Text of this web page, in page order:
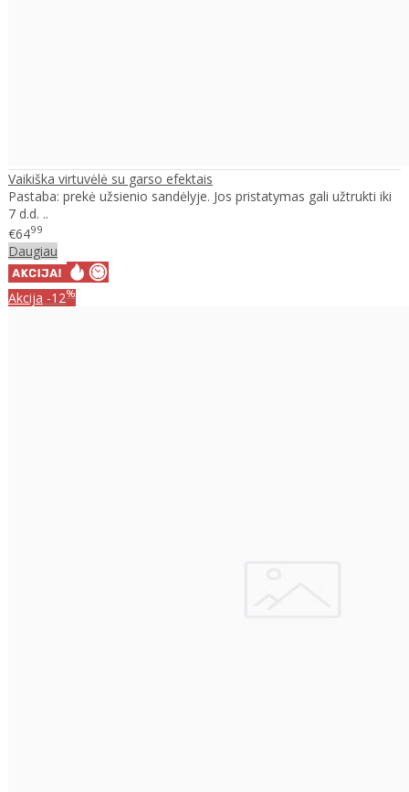
Vaikiška virtuvėlė su garso efektais
Pastaba: prekė užsienio sandėlyje. Jos pristatymas gali užtrukti iki
7 d.d. ..
€6499
Daugiau
Akcija -12%